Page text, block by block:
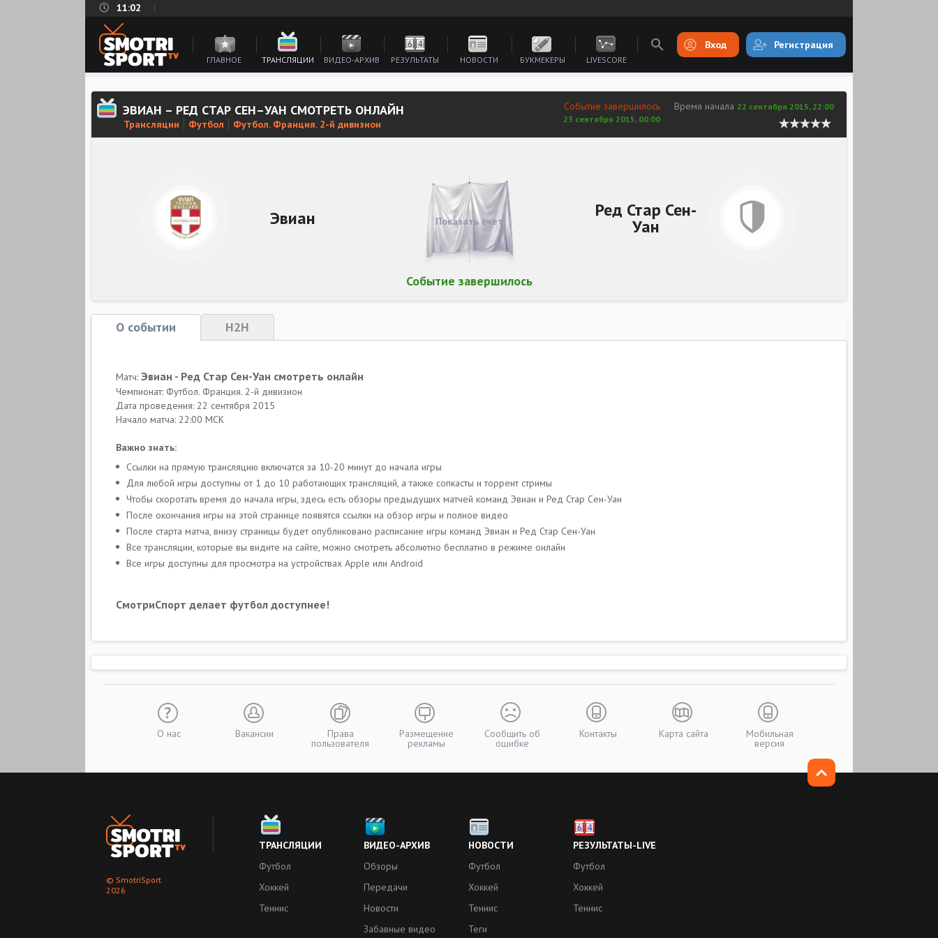
11:02
ГЛАВНОЕ ТРАНСЛЯЦИИ ВИДЕО-АРХИВ РЕЗУЛЬТАТЫ НОВОСТИ БУКМЕКЕРЫ LIVESCORE
Вход Регистрация
ЭВИАН – РЕД СТАР СЕН–УАН СМОТРЕТЬ ОНЛАЙН
Трансляции Футбол Футбол. Франция. 2-й дивизион
Время начала 22 сентября 2015, 22:00
Событие завершилось
23 сентября 2015, 00:00
Эвиан Ред Стар Сен-
Уан
Событие завершилось
Показать счет
О событии H2H
Матч: Эвиан - Ред Стар Сен-Уан смотреть онлайн
Чемпионат: Футбол. Франция. 2-й дивизион
Дата проведения: 22 сентября 2015
Начало матча: 22:00 МСК
Важно знать:
Ссылки на прямую трансляцию включатся за 10-20 минут до начала игры
Для любой игры доступны от 1 до 10 работающих трансляций, a также сопкасты и торрент стримы
Чтобы скоротать время до начала игры, здесь есть обзоры предыдущих матчей команд Эвиан и Ред Стар Сен-Уан
После окончания игры на этой странице появятся ссылки на обзор игры и полное видео
После старта матча, внизу страницы будет опубликовано расписание игры команд Эвиан и Ред Стар Сен-Уан
Все трансляции, которые вы видите на сайте, можно смотреть абсолютно бесплатно в режиме онлайн
Все игры доступны для просмотра на устройствах Apple или Android
СмотриСпорт делает футбол доступнее!
О нас Вакансии Права
пользователя
Размещение
рекламы
Сообщить об
ошибке
Контакты Карта сайта Мобильная
версия
© SmotriSport
2026
ТРАНСЛЯЦИИ
Футбол
Хоккей
Теннис
ВИДЕО-АРХИВ
Обзоры
Передачи
Новости
Забавные видео
НОВОСТИ
Футбол
Хоккей
Теннис
Теги
РЕЗУЛЬТАТЫ-LIVE
Футбол
Хоккей
Теннис